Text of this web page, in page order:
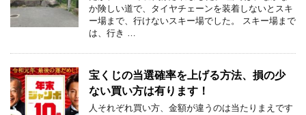
か険しい道で、タイヤチェーンを装着しないとスキ
ー場まで、行けないスキー場でした。 スキー場まで
は、行き …
宝くじの当選確率を上げる方法、損の少
ない買い方は有ります！
人それぞれ買い方、金額が違うのは当たりまえです